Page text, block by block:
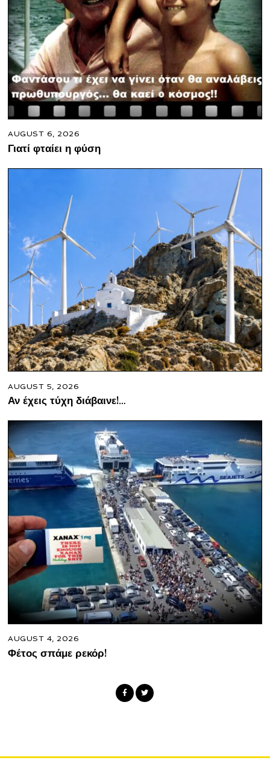
AUGUST 6, 2026
Γιατί φταίει η φύση
AUGUST 5, 2026
Αν έχεις τύχη διάβαινε!…
AUGUST 4, 2026
Φέτος σπάμε ρεκόρ!